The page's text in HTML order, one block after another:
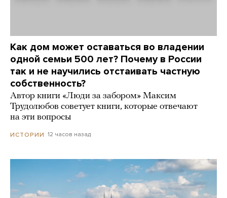
Как дом может оставаться во владении
одной семьи 500 лет? Почему в России
так и не научились отстаивать частную
собственность?
Автор книги «Люди за забором» Максим
Трудолюбов советует книги, которые отвечают
на эти вопросы
ИСТОРИИ 12 часов назад